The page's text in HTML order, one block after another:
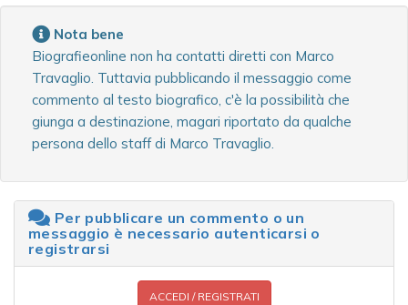
Nota bene
Biografieonline non ha contatti diretti con Marco
Travaglio. Tuttavia pubblicando il messaggio come
commento al testo biografico, c'è la possibilità che
giunga a destinazione, magari riportato da qualche
persona dello staff di Marco Travaglio.
Per pubblicare un commento o un
messaggio è necessario autenticarsi o
registrarsi
ACCEDI / REGISTRATI